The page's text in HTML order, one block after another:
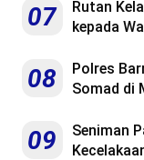
07
Rutan
kepada
08
Polres
Somad di
09
Seniman